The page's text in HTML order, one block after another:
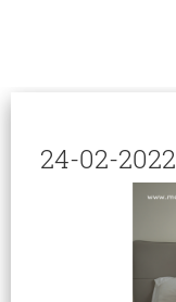
24-02-2022